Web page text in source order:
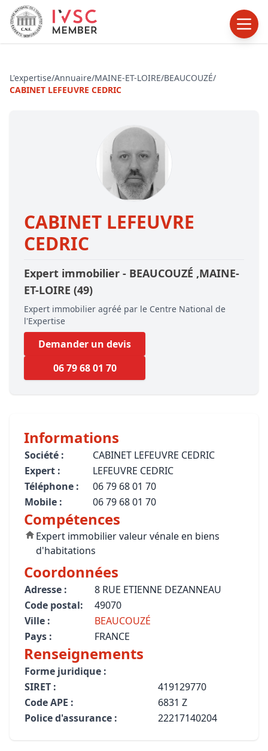
L'expertise/Annuaire/MAINE-ET-LOIRE/BEAUCOUZÉ/
CABINET LEFEUVRE CEDRIC
CABINET LEFEUVRE
CEDRIC
Expert immobilier - BEAUCOUZÉ ,MAINE-
ET-LOIRE (49)
Expert immobilier agréé par le Centre National de
l'Expertise
Demander un devis
06 79 68 01 70
Informations
Société :
CABINET LEFEUVRE CEDRIC
Expert :
LEFEUVRE CEDRIC
Téléphone :
06 79 68 01 70
Mobile :
06 79 68 01 70
Compétences
Expert immobilier valeur vénale en biens
d'habitations
Coordonnées
Adresse :
8 RUE ETIENNE DEZANNEAU
Code postal:
49070
Ville :
BEAUCOUZÉ
Pays :
FRANCE
Renseignements
Forme juridique :
SIRET :
419129770
Code APE :
6831 Z
Police d'assurance :
22217140204